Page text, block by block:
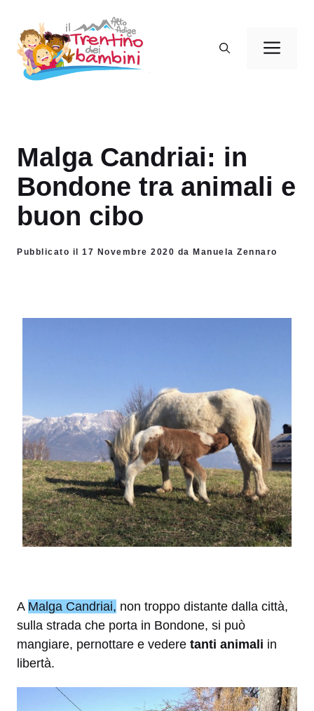
contenuto
Malga Candriai: in
Bondone tra animali e
buon cibo
Pubblicato il 17 Novembre 2020 da Manuela Zennaro
A Malga Candriai, non troppo distante dalla città,
sulla strada che porta in Bondone, si può
mangiare, pernottare e vedere tanti animali in
libertà.